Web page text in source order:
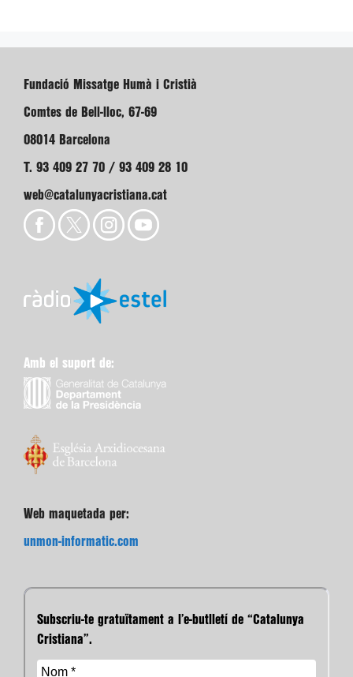
Fundació Missatge Humà i Cristià
Comtes de Bell-lloc, 67-69
08014 Barcelona
T. 93 409 27 70 / 93 409 28 10
web@catalunyacristiana.cat
Amb el suport de:
Web maquetada per:
unmon-informatic.com
Subscriu-te gratuïtament a l’e-butlletí de “Catalunya
Cristiana”.